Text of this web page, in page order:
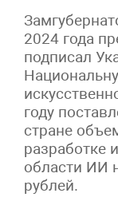
2024 года
подписал
году
стране
разработке
области ИИ
рублей.